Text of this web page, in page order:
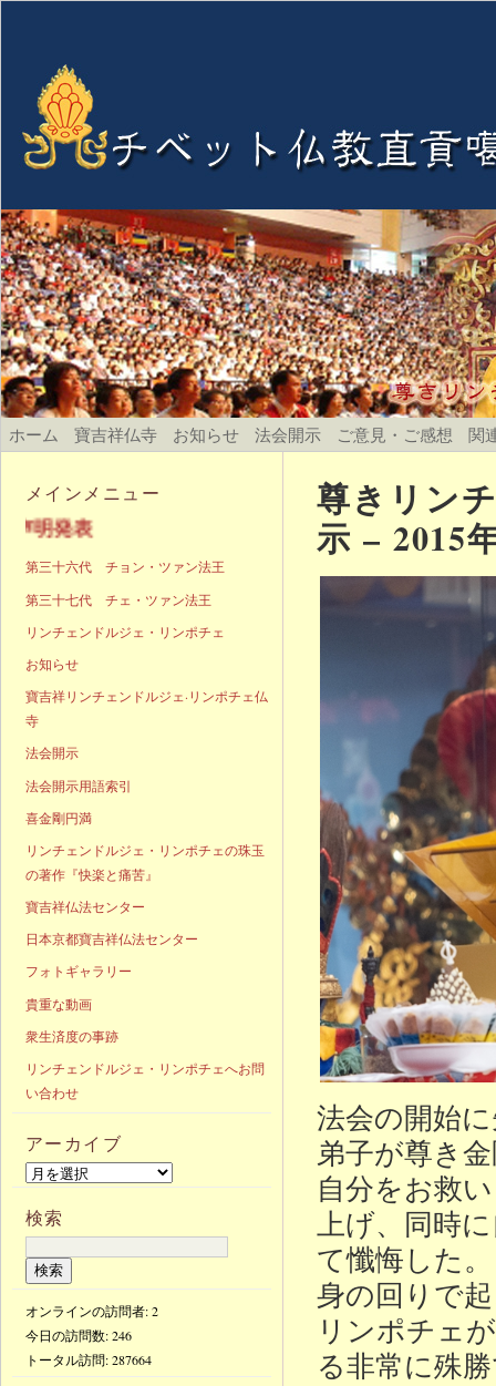
ホーム 寶吉祥仏寺 お知らせ 法会開示 ご意見・ご感想 関
尊きリン
示 – 2015
法会の開始
弟子が尊き
自分をお救
上げ、同時
て懺悔した
身の回りで
リンポチェ
る非常に殊
メインメニュー
声明発表
第三十六代 チョン・ツァン法王
第三十七代 チェ・ツァン法王
リンチェンドルジェ・リンポチェ
お知らせ
寶吉祥リンチェンドルジェ·リンポチェ仏
寺
法会開示
法会開示用語索引
喜金剛円満
リンチェンドルジェ・リンポチェの珠玉
の著作『快楽と痛苦』
寶吉祥仏法センター
日本京都寶吉祥仏法センター
フォトギャラリー
貴重な動画
衆生済度の事跡
リンチェンドルジェ・リンポチェへお問
い合わせ
アーカイブ
検索
オンラインの訪問者: 2
今日の訪問数:246
トータル訪問:287664